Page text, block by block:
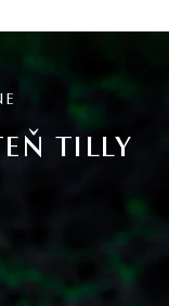
TILLY